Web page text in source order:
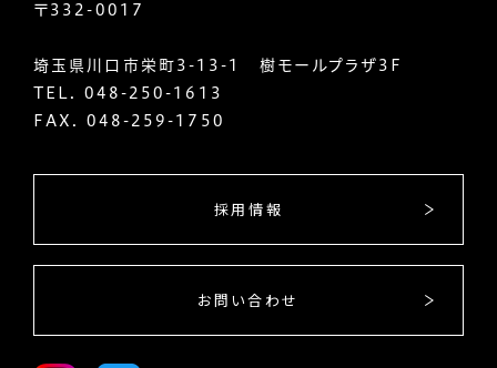
〒332-0017
埼玉県川口市栄町3-13-1 樹モールプラザ3F
TEL. 048-250-1613
FAX. 048-259-1750
採用情報
お問い合わせ